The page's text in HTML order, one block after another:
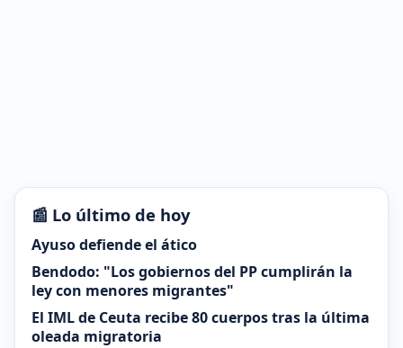
📰 Lo último de hoy
Ayuso defiende el ático
Bendodo: "Los gobiernos del PP cumplirán la
ley con menores migrantes"
El IML de Ceuta recibe 80 cuerpos tras la última
oleada migratoria